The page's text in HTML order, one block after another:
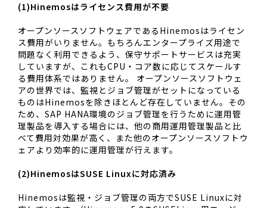
(1)Hinemosはライセンス費用が不要
オープンソースソフトウェアであるHinemosはライセン
ス費用がいりません。もちろんエンタープライズ用途で
問題なく利用できるよう、保守サポートサービスは充実
していますが、これもCPU・コア数に応じてスケールす
る費用体系ではありません。 オープンソースソフトウェ
アの世界では、監視とジョブ管理がセットになっている
ものはHinemosを除きほとんど存在していません。その
ため、SAP HANA環境のジョブ管理を行うために運用管
理製品を導入する場合には、他の商用運用管理製品と比
べて費用対効果が高く、また他のオープンソースソフトウ
ェアより効率的に運用管理が行えます。
(2)HinemosはSUSE Linuxに対応済み
Hinemosは監視・ジョブ管理の両方でSUSE Linuxに対